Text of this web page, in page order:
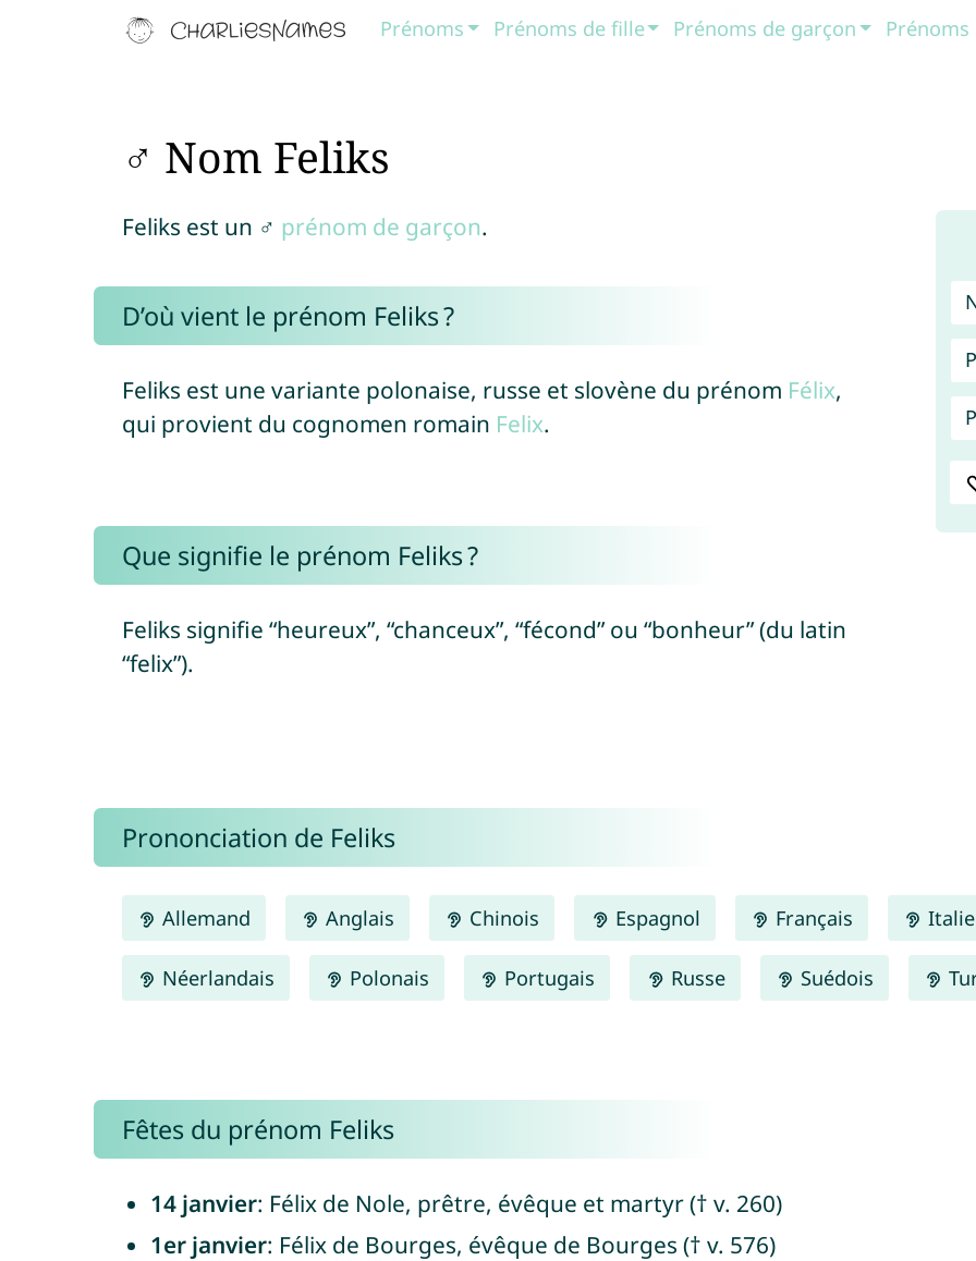
Prénoms Prénoms de fille Prénoms de garçon
♂ Nom Feliks
Feliks est un ♂ prénom de garçon.
D’où vient le prénom Feliks ?
Feliks est une variante polonaise, russe et slovène du prénom Félix,
qui provient du cognomen romain Felix.
Que signifie le prénom Feliks ?
Feliks signifie “heureux”, “chanceux”, “fécond” ou “bonheur” (du latin
“felix”).
Prononciation de Feliks
Allemand Anglais Chinois Espagnol Français
Néerlandais Polonais Portugais Russe Suédois
Fêtes du prénom Feliks
14 janvier: Félix de Nole, prêtre, évêque et martyr († v. 260)
1er janvier: Félix de Bourges, évêque de Bourges († v. 576)